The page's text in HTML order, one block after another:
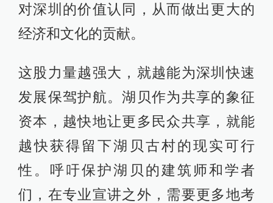
对深圳的价值认同，从而做出更大的
经济和文化的贡献。
这股力量越强大，就越能为深圳快速
发展保驾护航。湖贝作为共享的象征
资本，越快地让更多民众共享，就能
越快获得留下湖贝古村的现实可行
性。呼吁保护湖贝的建筑师和学者
们，在专业宣讲之外，需要更多地考